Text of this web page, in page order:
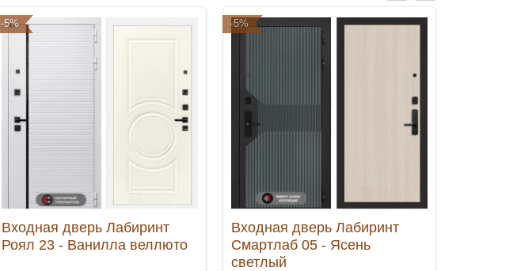
-5%
Входная дверь Лабиринт
Роял 23 - Ванилла веллюто
-5%
Входная дверь Лабиринт
Смартлаб 05 - Ясень
светлый